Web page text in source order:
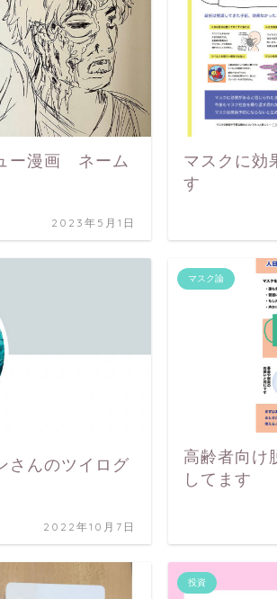
ー漫画 ネーム
2023年5月1日
マスクに効
す
さんのツイログ
2022年10月7日
マスク論
高齢者向け
してます
投資